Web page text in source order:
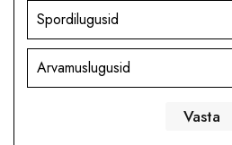
Spordilugusid
Arvamuslugusid